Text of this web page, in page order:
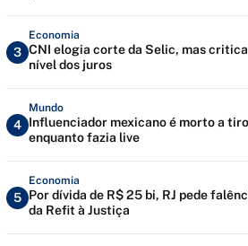
3
Economia
CNI elogia corte da Selic, mas critica
nível dos juros
4
Mundo
Influenciador mexicano é morto a
enquanto fazia live
5
Economia
Por dívida de R$ 25 bi, RJ pede
da Refit à Justiça